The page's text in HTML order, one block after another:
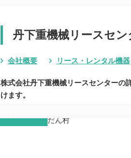
丹下重機械リースセン
会社概要 リース・レンタル機器
株式会社丹下重機械リースセンターの
けます。